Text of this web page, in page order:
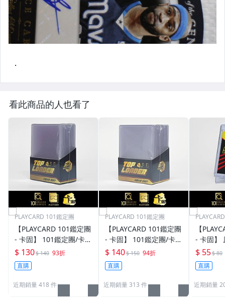
看此商品的人也看了
PLAYCARD 101鑑定團
【PLAYCARD 101鑑定團
- 卡固】 101鑑定團/卡固
原廠原裝 一般卡夾 / 塑
膠殼 尺寸：35pt
$ 130$ 140 93折
直購
近期銷量 418 件
PLAYCARD 101鑑定團
【PLAYCARD 101鑑定團
- 卡固】 101鑑定團/卡固
原廠原裝 一般卡夾 / 塑
膠殼 尺寸：55pt
$ 140$ 150 94折
直購
近期銷量 313 件
【
- 卡固】
卡夾 /
pt /
$ 55$ 80
直購
近期銷量